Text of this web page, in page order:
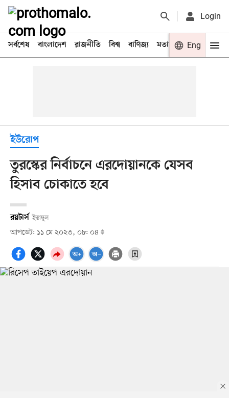
Login
সর্বশেষ বাংলাদেশ রাজনীতি বিশ্ব বাণিজ্য মতামত খেলা
Eng
ইউরোপ
তুরস্কের নির্বাচনে এরদোয়ানকে যেসব
হিসাব চোকাতে হবে
রয়টার্স ইস্তাম্বুল
আপডেট: ১১ মে ২০২৩, ০৮: ০৪